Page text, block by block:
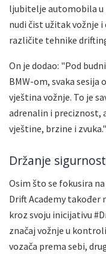
ljubitelje automobila u
nudi čist užitak vožnje i
različite tehnike
On je dodao: "Pod
BMW-om, svaka sesija
vještina vožnje. To je
adrenalin i preciznost,
vještine, brzine i zvuka."
Držanje
Osim što se fokusira
Drift Academy također
kroz svoju inicijativu
značaj vožnje u
vozača prema sebi,